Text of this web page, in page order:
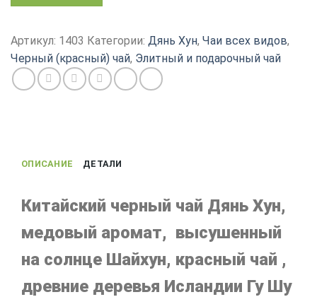
красный
чай
Дянь
Хун,
2023,
Артикул: 1403 Категории: Дянь Хун, Чаи всех видов,
Черный (красный) чай, Элитный и подарочный чай
ОПИСАНИЕ ДЕТАЛИ
Китайский черный чай Дянь Хун,
медовый аромат, высушенный
на солнце Шайхун, красный чай ,
древние деревья Исландии Гу Шу